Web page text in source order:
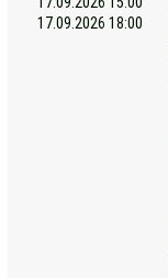
17.09.2026 18:00